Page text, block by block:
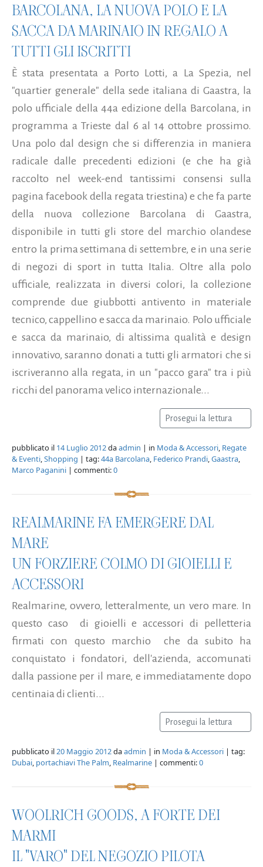
BARCOLANA, LA NUOVA POLO E LA
SACCA DA MARINAIO IN REGALO A
TUTTI GLI ISCRITTI
È stata presentata a Porto Lotti, a La Spezia, nel
"quartier generale" della sede italiana di Gaastra, la
polo ufficiale della 44a edizione della Barcolana, in
programma a Trieste dal 6 al 14 ottobre prossimo.
Una polo dal design che si differenzia in maniera
radicale dalle precedenti edizioni (e che ha già
raccolto nel week-end tantissimi consensi sulla
pagina facebook della regata triestina) e che fa parte
della nuova collezione Barcolana di Gaastra,
disponibile in tutti gli store del marchio olandese
entro la prima settimana di settembre, e in una serie
di negozi di sport in tutta Italia. Oltre alla polo
ufficiale, realizzata in diversi colori, la collezione
comprende due giubbotti antivento in materiale
tecnico, cappellino e sacca da marinaio. Polo ufficiale
e sacca da marinaio, di altissima qualità e design
innovativo, saranno donati a tutti gli armatori che si
iscriveranno alla regata, in un "pacco gara" tra i più
ricchi del panorama velico internazionale...
Prosegui la lettura
pubblicato il 14 Luglio 2012daadmin | in Moda & Accessori, Regate
& Eventi,Shopping | tag:44a Barcolana, Federico Prandi,Gaastra,
Marco Paganini | commenti:0
REALMARINE FA EMERGERE DAL
MARE
UN FORZIERE COLMO DI GIOIELLI E
ACCESSORI
Realmarine, ovvero, letteralmente, un vero mare. In
questo caso di gioielli e accessori di pelletteria
firmati con questo marchio che da subito ha
conquistato i fondatori, dell'azienda, accomunati
dalla passione per il mare, e immediatamente dopo
centinaia di clienti...
Prosegui la lettura
pubblicato il20 Maggio 2012daadmin | in Moda & Accessori | tag:
Dubai, portachiavi The Palm, Realmarine | commenti:0
WOOLRICH GOODS, A FORTE DEI
MARMI
IL "VARO" DEL NEGOZIO PILOTA